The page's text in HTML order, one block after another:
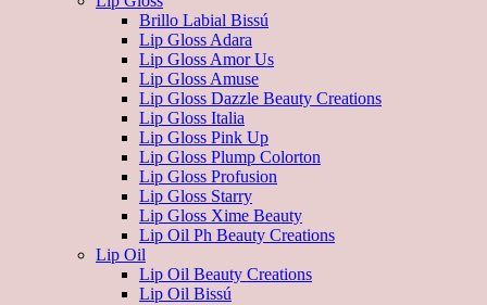
Brillo Labial Bissú
Lip Gloss Adara
Lip Gloss Amor Us
Lip Gloss Amuse
Lip Gloss Dazzle Beauty Creations
Lip Gloss Italia
Lip Gloss Pink Up
Lip Gloss Plump Colorton
Lip Gloss Profusion
Lip Gloss Starry
Lip Gloss Xime Beauty
Lip Oil Ph Beauty Creations
Lip Oil
Lip Oil Beauty Creations
Lip Oil Bissú